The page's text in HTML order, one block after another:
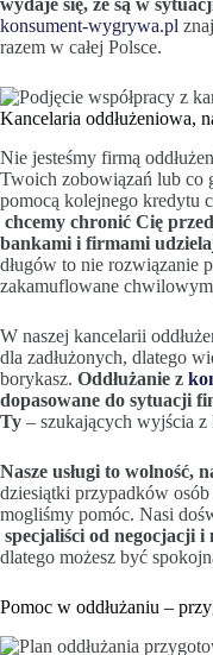
wydaje się, że są w
konsument-wygrywa.pl
razem w całej Polsce.
Kancelaria oddłużeniowa,
Nie jesteśmy firmą
Twoich zobowiązań lub co
pomocą kolejnego kredytu
chcemy chronić Cię
bankami i firmami
długów to nie rozwiązanie
zakamuflowane
W naszej kancelarii
dla zadłużonych, dlatego
borykasz. Oddłużanie z
dopasowane do sytuacji
Ty – szukających wyjścia z
Nasze usługi to wolność,
dziesiątki przypadków
mogliśmy pomóc. Nasi
specjaliści od negocjacji
dlatego możesz być
Pomoc w oddłużaniu –